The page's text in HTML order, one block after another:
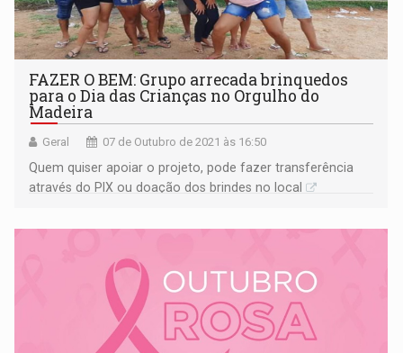
FAZER O BEM: Grupo arrecada brinquedos
para o Dia das Crianças no Orgulho do
Madeira
Geral 07 de Outubro de 2021 às 16:50
Quem quiser apoiar o projeto, pode fazer transferência
através do PIX ou doação dos brindes no local